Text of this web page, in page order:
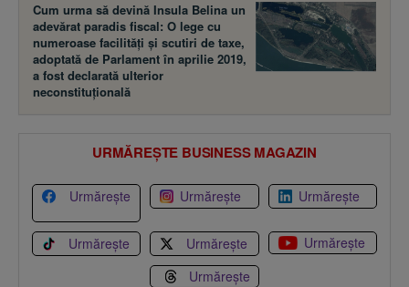
Cum urma să devină Insula Belina un
adevărat paradis fiscal: O lege cu
numeroase facilităţi şi scutiri de taxe,
adoptată de Parlament în aprilie 2019,
a fost declarată ulterior
neconstituţională
URMĂREȘTE BUSINESS MAGAZIN
Urmărește Urmărește Urmărește
Urmărește Urmărește
Urmărește
Urmărește